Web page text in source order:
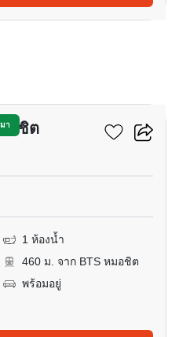
า อชิต
1 ห้องน้ำ
460 ม. จาก BTS หมอชิต
พร้อมอยู่